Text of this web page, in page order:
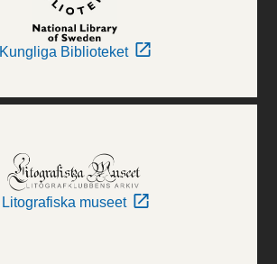
Kungliga Biblioteket
Litografiska museet